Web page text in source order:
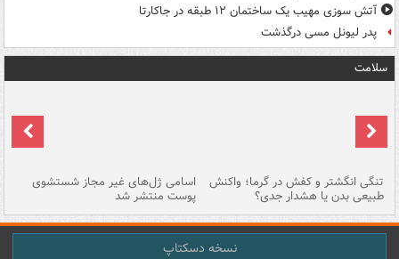
آتش سوزی مهیب یک ساختمان ۱۲ طبقه در جاکارتا
پدر لیونل مسی درگذشت
سلامت
تنگی انگشتر و کفش در گرما؛ واکنش
طبیعی بدن یا هشدار جدی؟
اسامی ژل‌های غیر مجاز شستشوی
پوست منتشر شد
نسخه دسکتاپ